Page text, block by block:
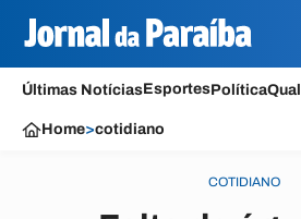
Últimas NotíciasEsportesPolítica
Home>cotidiano
COTIDIANO